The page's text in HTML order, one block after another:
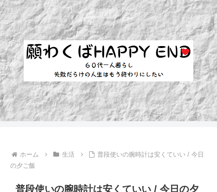
ホーム 生活
普段使いの腕時計は安くていい / 今日
の夕ご飯
普段使いの腕時計は安くていい / 今日の夕